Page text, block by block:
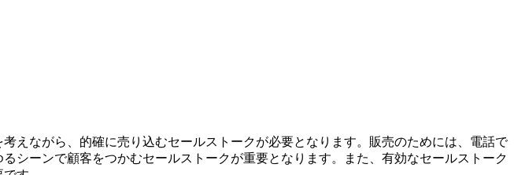
えながら、的確に売り込むセールストークが必要となります。販売のためには、電話で
シーンで顧客をつかむセールストークが重要となります。また、有効なセールストーク